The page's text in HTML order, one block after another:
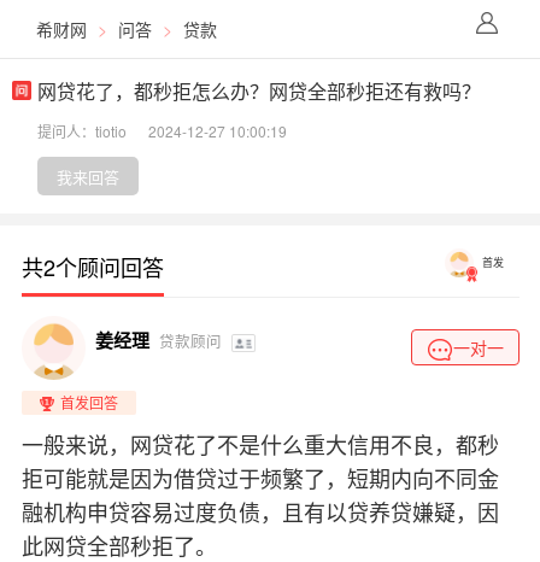
希财网 > 问答 > 贷款
网贷花了，都秒拒怎么办？网贷全部秒拒还有救吗？
提问人：tiotio 2024-12-27 10:00:19
我来回答
共2个顾问回答 首发
姜经理 贷款顾问 一对一
首发回答
一般来说，网贷花了不是什么重大信用不良，都秒
拒可能就是因为借贷过于频繁了，短期内向不同金
融机构申贷容易过度负债，且有以贷养贷嫌疑，因
此网贷全部秒拒了。